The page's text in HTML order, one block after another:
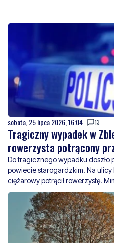
sobota, 25 lipca 2026, 16:04 13
Tragiczny wypadek w
rowerzysta potrącony
Do tragicznego wypadku doszło
powiecie starogardzkim. Na ulicy
ciężarowy potrącił rowerzystę.
życia poszkodowanego nie